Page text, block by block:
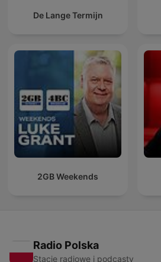
De Lange Termijn
2GB Weekends
Radio Polska
Stacje radiowe i podcasty